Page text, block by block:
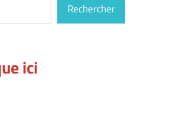
Rechercher
ici